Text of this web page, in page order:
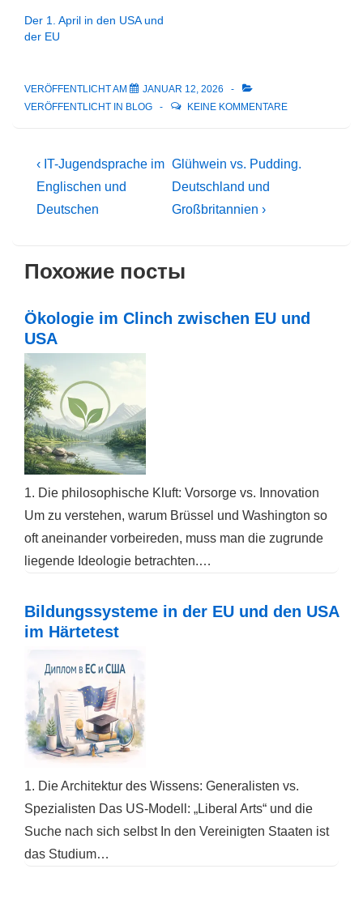
Der 1. April in den USA und
der EU
VERÖFFENTLICHT AM
JANUAR 12, 2026
VERÖFFENTLICHT IN BLOG KEINE KOMMENTARE
Beitragsnavigation
Vorheriger
Beitrag
ist
‹ IT-Jugendsprache im
Englischen und
Deutschen
Nächster
Beitrag
ist
Glühwein vs. Pudding.
Deutschland und
Großbritannien ›
Похожие посты
Ökologie im Clinch zwischen EU und
USA
1. Die philosophische Kluft: Vorsorge vs. Innovation
Um zu verstehen, warum Brüssel und Washington so
oft aneinander vorbeireden, muss man die zugrunde
liegende Ideologie betrachten.…
Bildungssysteme in der EU und den USA
im Härtetest
1. Die Architektur des Wissens: Generalisten vs.
Spezialisten Das US-Modell: „Liberal Arts“ und die
Suche nach sich selbst In den Vereinigten Staaten ist
das Studium…